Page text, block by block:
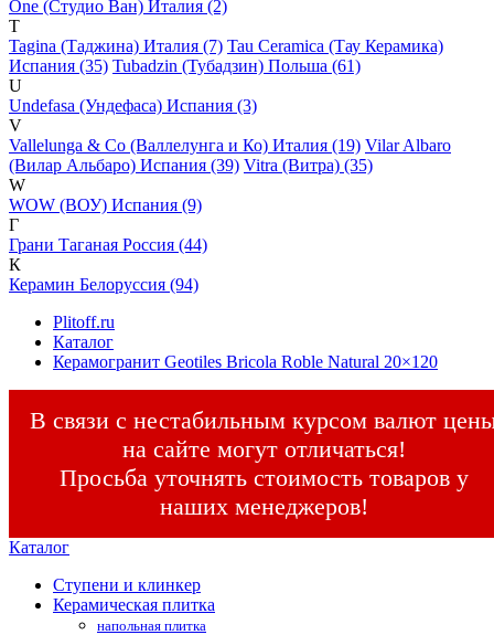
One (Студио Ван) Италия (2)
T
Tagina (Таджина) Италия (7) Tau Ceramica (Тау Керамика)
Испания (35) Tubadzin (Тубадзин) Польша (61)
U
Undefasa (Ундефаса) Испания (3)
V
Vallelunga & Co (Валлелунга и Ко) Италия (19) Vilar Albaro
(Вилар Альбаро) Испания (39) Vitra (Витра) (35)
W
WOW (ВОУ) Испания (9)
Г
Грани Таганая Россия (44)
К
Керамин Белоруссия (94)
Plitoff.ru
Каталог
Керамогранит Geotiles Bricola Roble Natural 20×120
В связи с нестабильным курсом валют
на сайте могут отличаться!
Просьба уточнять стоимость товаров у
наших менеджеров!
Каталог
Ступени и клинкер
Керамическая плитка
напольная плитка